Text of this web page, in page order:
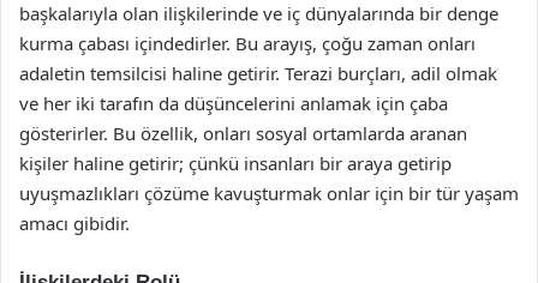
başkalarıyla olan ilişkilerinde ve iç dünyalarında bir denge
kurma çabası içindedirler. Bu arayış, çoğu zaman onları
adaletin temsilcisi haline getirir. Terazi burçları, adil olmak
ve her iki tarafın da düşüncelerini anlamak için çaba
gösterirler. Bu özellik, onları sosyal ortamlarda aranan
kişiler haline getirir; çünkü insanları bir araya getirip
uyuşmazlıkları çözüme kavuşturmak onlar için bir tür yaşam
amacı gibidir.